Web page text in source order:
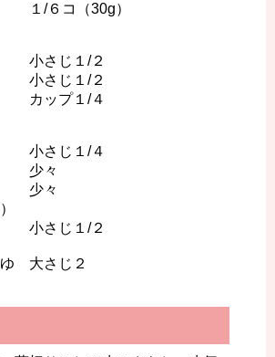
/６コ（30g）
さじ１/２
じ１/２
プ１/４
じ１/４
少々
少々
さじ１/２
大さじ２